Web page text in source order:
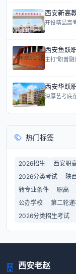
西安新高
开设精品高
西安鱼跃
主打“职普
西安华跃
深厚艺考底
热门标签
2026招生 西安职
2026分类考试
陕
转专业条件
职高
公办学校
第二轮
2026分类招生考试
西安老赵